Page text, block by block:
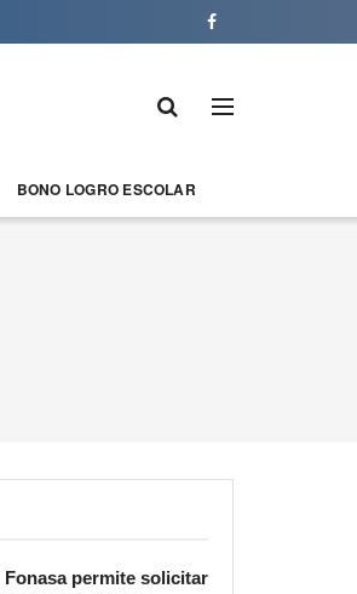
BONO LOGRO ESCOLAR
Fonasa permite solicitar